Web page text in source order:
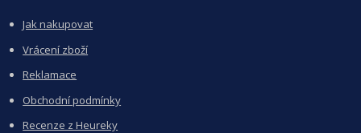
Jak nakupovat
Vrácení zboží
Reklamace
Obchodní podmínky
Recenze z Heureky